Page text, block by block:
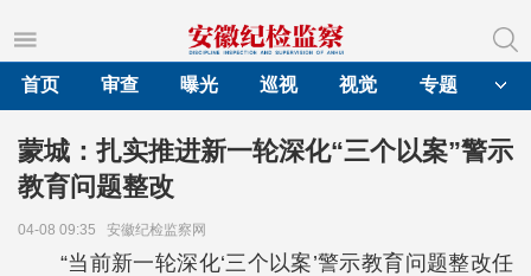
首页
审查 曝光 巡视 视觉 专题
蒙城：扎实推进新一轮深化“三个以案”警示
教育问题整改
04-08 09:35 安徽纪检监察网
“当前新一轮深化‘三个以案’警示教育问题整改任